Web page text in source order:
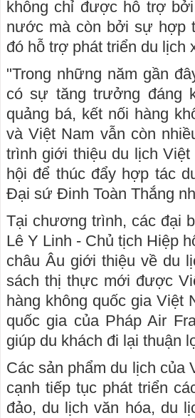
không chỉ được hỗ trợ
nước mà còn bởi sự hợp
đó hỗ trợ phát triển du lịch
"Trong những năm gần
có sự tăng trưởng đáng
quảng bá, kết nối hàng
và Việt Nam vẫn còn
trình giới thiệu du lịch
hội để thúc đẩy hợp tác
Đại sứ Đinh Toàn Thắng
Tại chương trình, các đại
Lê Y Linh - Chủ tịch Hiệp
châu Âu giới thiệu về du
sách thị thực mới được
hàng không quốc gia Việt
quốc gia của Pháp Air
giúp du khách đi lại thuận
Các sản phẩm du lịch của
cạnh tiếp tục phát triển
đảo, du lịch văn hóa, du